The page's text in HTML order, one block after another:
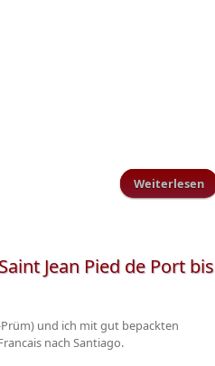
Weiterlesen
Jean Pied de Port bis
und ich mit gut bepackten
nach Santiago.